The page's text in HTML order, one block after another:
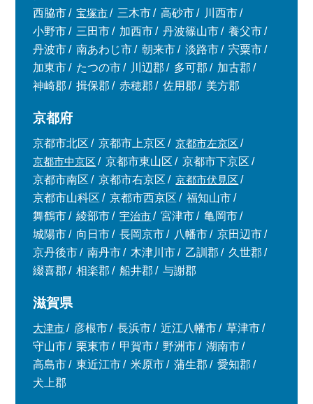
西脇市
宝塚市 三木市 高砂市
川西市
小野市
三田市 加西市 丹波篠山市
養父市
丹波市
南あわじ市 朝来市 淡路市
宍粟市
加東市
たつの市 川辺郡 多可郡
加古郡
神崎郡
揖保郡 赤穂郡 佐用郡 美方郡
京都府
京都市北区 京都市上京区
京都市左京区
京都市中京区
京都市東山区
京都市下京区
京都市南区
京都市右京区
京都市伏見区
京都市山科区
京都市西京区
福知山市
舞鶴市
綾部市 宇治市 宮津市
亀岡市
城陽市
向日市 長岡京市 八幡市
京田辺市
京丹後市
南丹市 木津川市 乙訓郡
久世郡
綴喜郡
相楽郡 船井郡 与謝郡
滋賀県
大津市 彦根市 長浜市 近江八幡市
草津市
守山市
栗東市 甲賀市 野洲市
湖南市
高島市
東近江市 米原市 蒲生郡
愛知郡
犬上郡